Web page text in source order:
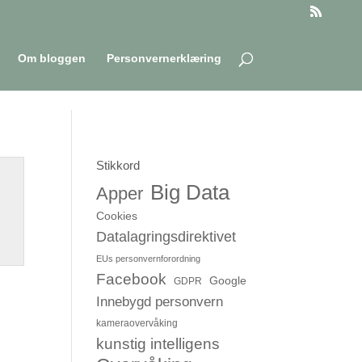
Om bloggen Personvernerklæring
Stikkord
Apper Big Data
Cookies
Datalagringsdirektivet
EUs personvernforordning
Facebook GDPR Google
Innebygd personvern
kameraovervåking
kunstig intelligens